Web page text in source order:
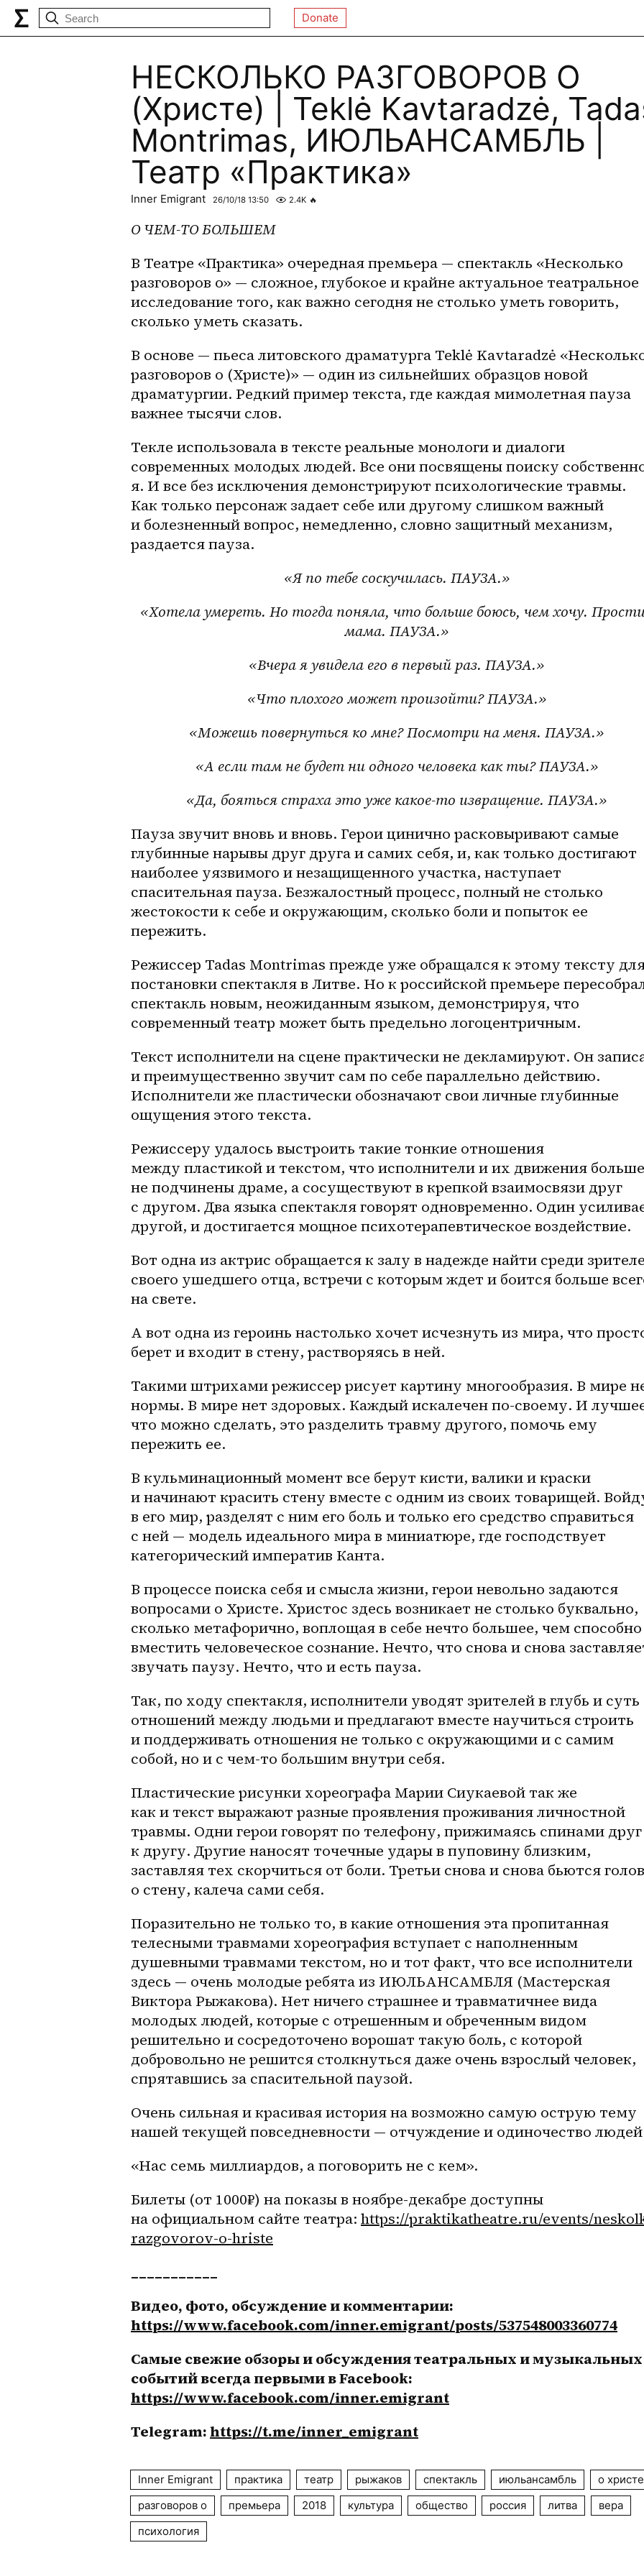
Donate
НЕСКОЛЬКО РАЗГОВОРОВ О
(Христе) | Teklė Kavtaradzė​,
Montrimas​, ИЮЛЬАНСАМБЛЬ |
Театр «Практика»
Inner Emigrant 26/10/18 13:50 2.4K 🔥
О ЧЕМ-ТО БОЛЬШЕМ
В Театре «Практика»​ очередная премьера — спектакль «Несколько
разговоров о» — сложное, глубокое и крайне актуальное театральное
исследование того, как важно сегодня не столько уметь говорить,
сколько уметь сказать.
В основе — пьеса литовского драматурга Teklė Kavtaradzė​
разговоров о (Христе)» — один из сильнейших образцов новой
драматургии. Редкий пример текста, где каждая мимолетная пауза
важнее тысячи слов.
Текле использовала в тексте реальные монологи и диалоги
современных молодых людей. Все они посвящены поиску
я. И все без исключения демонстрируют психологические травмы.
Как только персонаж задает себе или другому слишком важный
и болезненный вопрос, немедленно, словно защитный механизм,
раздается пауза.
«Я по тебе соскучилась. ПАУЗА.»
«Хотела умереть. Но тогда поняла, что больше боюсь, чем хочу.
мама. ПАУЗА.»
«Вчера я увидела его в первый раз. ПАУЗА.»
«Что плохого может произойти? ПАУЗА.»
«Можешь повернуться ко мне? Посмотри на меня. ПАУЗА.»
«А если там не будет ни одного человека как ты? ПАУЗА.»
«Да, бояться страха это уже какое-то извращение. ПАУЗА.»
Пауза звучит вновь и вновь. Герои цинично расковыривают самые
глубинные нарывы друг друга и самих себя, и, как только достигают
наиболее уязвимого и незащищенного участка, наступает
спасительная пауза. Безжалостный процесс, полный не столько
жестокости к себе и окружающим, сколько боли и попыток ее
пережить.
Режиссер Tadas Montrimas​ прежде уже обращался к этому тексту
постановки спектакля в Литве. Но к российской премьере
спектакль новым, неожиданным языком, демонстрируя, что
современный театр может быть предельно логоцентричным.
Текст исполнители на сцене практически не декламируют. Он
и преимущественно звучит сам по себе параллельно действию.
Исполнители же пластически обозначают свои личные глубинные
ощущения этого текста.
Режиссеру удалось выстроить такие тонкие отношения
между пластикой и текстом, что исполнители и их движения больше
не подчинены драме, а сосуществуют в крепкой взаимосвязи друг
с другом. Два языка спектакля говорят одновременно. Один
другой, и достигается мощное психотерапевтическое воздействие.
Вот одна из актрис обращается к залу в надежде найти среди
своего ушедшего отца, встречи с которым ждет и боится больше
на свете.
А вот одна из героинь настолько хочет исчезнуть из мира, что
берет и входит в стену, растворяясь в ней.
Такими штрихами режиссер рисует картину многообразия. В мире
нормы. В мире нет здоровых. Каждый искалечен по-своему. И
что можно сделать, это разделить травму другого, помочь ему
пережить ее.
В кульминационный момент все берут кисти, валики и краски
и начинают красить стену вместе с одним из своих товарищей.
в его мир, разделят с ним его боль и только его средство справиться
с ней — модель идеального мира в миниатюре, где господствует
категорический императив Канта.
В процессе поиска себя и смысла жизни, герои невольно задаются
вопросами о Христе. Христос здесь возникает не столько буквально,
сколько метафорично, воплощая в себе нечто большее, чем способно
вместить человеческое сознание. Нечто, что снова и снова
звучать паузу. Нечто, что и есть пауза.
Так, по ходу спектакля, исполнители уводят зрителей в глубь и суть
отношений между людьми и предлагают вместе научиться строить
и поддерживать отношения не только с окружающими и с самим
собой, но и с чем-то большим внутри себя.
Пластические рисунки хореографа Марии Сиукаевой так же
как и текст выражают разные проявления проживания личностной
травмы. Одни герои говорят по телефону, прижимаясь спинами друг
к другу. Другие наносят точечные удары в пуповину близким,
заставляя тех скорчиться от боли. Третьи снова и снова бьются
о стену, калеча сами себя.
Поразительно не только то, в какие отношения эта пропитанная
телесными травмами хореография вступает с наполненным
душевными травмами текстом, но и тот факт, что все исполнители
здесь — очень молодые ребята из ИЮЛЬАНСАМБЛЯ (Мастерская
Виктора Рыжакова​). Нет ничего страшнее и травматичнее вида
молодых людей, которые с отрешенным и обреченным видом
решительно и сосредоточено ворошат такую боль, с которой
добровольно не решится столкнуться даже очень взрослый человек,
спрятавшись за спасительной паузой.
Очень сильная и красивая история на возможно самую острую тему
нашей текущей повседневности — отчуждение и одиночество
«Нас семь миллиардов, а поговорить не с кем».
Билеты (от 1000₽) на показы в ноябре-декабре доступны
на официальном сайте театра: https://praktikatheatre.ru/events/
razgovorov-o-hriste
___________
https://www.facebook.com/inner.emigrant/posts/537548003360774
Самые свежие обзоры и обсуждения театральных и музыкальных
https://www.facebook.com/inner.emigrant
Telegram: https://t.me/inner_emigrant
Inner Emigrant практика театр рыжаков спектакль июльансамбль
о христе
разговоров о
премьера 2018 культура общество россия литва
вера
психология